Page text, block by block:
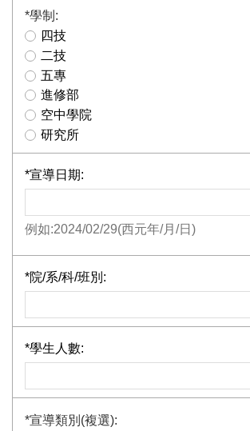
*學制:
四技
二技
五專
進修部
空中學院
研究所
*宣導日期:
例如:2024/02/29(西元年/月/日)
*院/系/科/班別:
*學生人數:
*宣導類別(複選):